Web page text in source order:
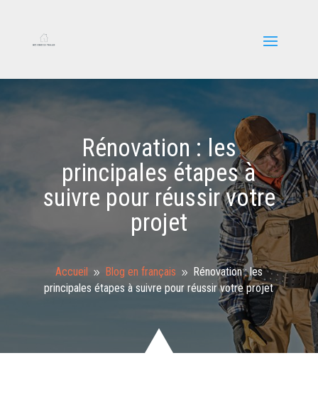
Rénovation : les
principales étapes à
suivre pour réussir votre
projet
Accueil 9 Blog en français 9 Rénovation : les
principales étapes à suivre pour réussir votre projet